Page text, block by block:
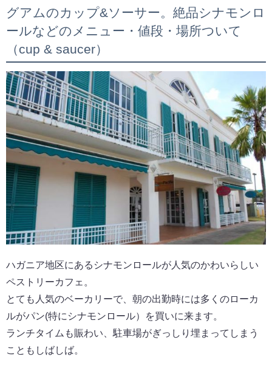
グアムのカップ&ソーサー。絶品シナモンロ
ールなどのメニュー・値段・場所ついて
（cup & saucer）
ハガニア地区にあるシナモンロールが人気のかわいらしい
ペストリーカフェ。
とても人気のベーカリーで、朝の出勤時には多くのローカ
ルがパン(特にシナモンロール）を買いに来ます。
ランチタイムも賑わい、駐車場がぎっしり埋まってしまう
こともしばしば。